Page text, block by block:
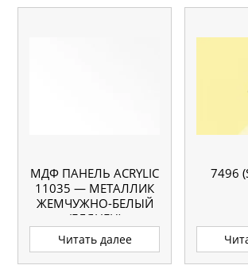
МДФ ПАНЕЛЬ ACRYLIC
11035 — МЕТАЛЛИК
ЖЕМЧУЖНО-БЕЛЫЙ
(ГЛЯНЕЦ)
Читать далее
7496